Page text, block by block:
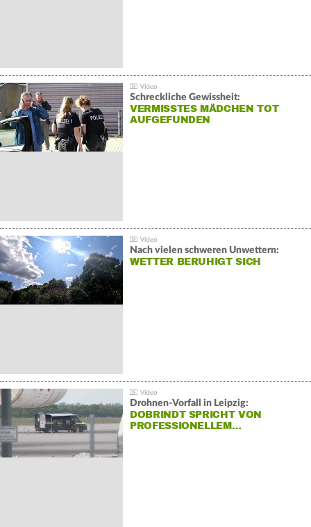
Schreckliche Gewissheit:
VERMISSTES MÄDCHEN TOT
AUFGEFUNDEN
Nach vielen schweren Unwettern:
WETTER BERUHIGT SICH
Drohnen-Vorfall in Leipzig:
DOBRINDT SPRICHT VON
PROFESSIONELLEM…